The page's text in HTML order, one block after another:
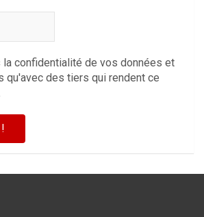
la confidentialité de vos données et
qu'avec des tiers qui rendent ce